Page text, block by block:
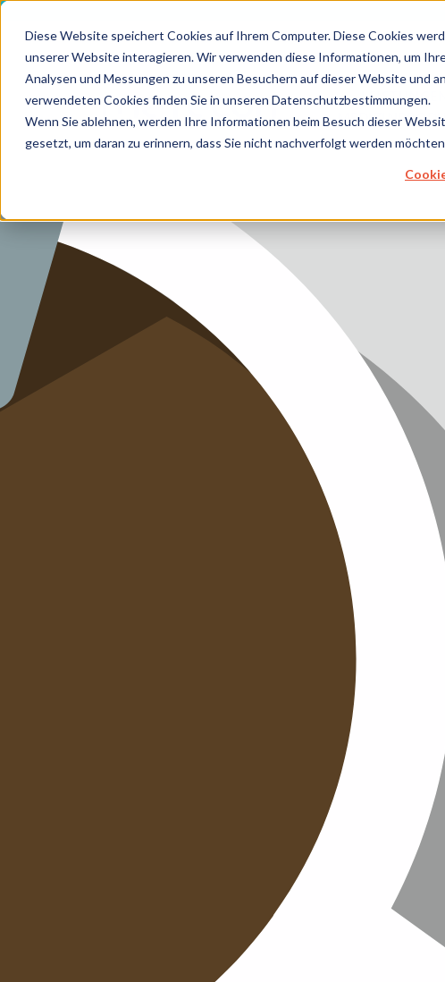
Diese Website speichert Cookies auf Ihrem Computer. Diese Cookies
unserer Website interagieren. Wir verwenden diese Informationen, um
Analysen und Messungen zu unseren Besuchern auf dieser Website und
verwendeten Cookies finden Sie in unseren Datenschutzbestimmungen.
Wenn Sie ablehnen, werden Ihre Informationen beim Besuch dieser
gesetzt, um daran zu erinnern, dass Sie nicht nachverfolgt werden
LEISTUNGEN
HOME
LEISTUNGEN
LEISTUNGEN
BLOG
IMPRESSUM
DATENSCHUTZ
SITEMAP